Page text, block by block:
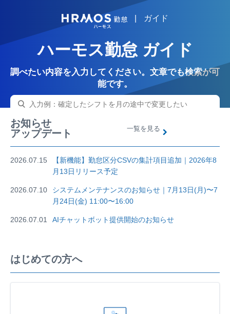
HRMOSガイド
ハーモス勤怠 ガイド
調べたい内容を入力してください。文章でも検索が可
能です。
お知らせ
アップデート
一覧を見る
2026.07.15
【新機能】勤怠区分CSVの集計項目追加｜2026年8
月13日リリース予定
2026.07.10
システムメンテナンスのお知らせ｜7月13日(月)〜7
月24日(金) 11:00〜16:00
2026.07.01 AIチャットボット提供開始のお知らせ
はじめての方へ